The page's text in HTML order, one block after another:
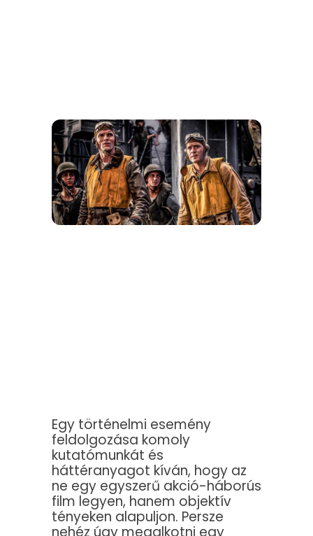
Egy történelmi esemény
feldolgozása komoly
kutatómunkát és
háttéranyagot kíván, hogy az
ne egy egyszerű akció-háborús
film legyen, hanem objektív
tényeken alapuljon. Persze
nehéz úgy megalkotni egy